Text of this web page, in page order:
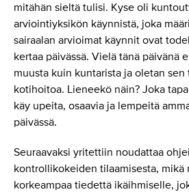
mitähän sieltä tulisi. Kyse oli
arviointiyksikön käynnistä, joka
sairaalan arvioimat käynnit ovat
kertaa päivässä. Vielä tänä päivänä
muusta kuin kuntarista ja oletan sen
kotihoitoa. Lieneekö näin? Joka
käy upeita, osaavia ja lempeitä
päivässä.
Seuraavaksi yritettiin noudattaa
kontrollikokeiden tilaamisesta, mikä
korkeampaa tiedettä ikäihmiselle,